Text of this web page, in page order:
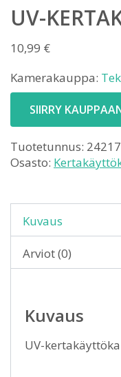
UV-
10,99 €
Kamerakauppa:
SIIRRY
Tuotetunnus:
Osasto:
Kuvaus
Arviot (0)
Kuvaus
UV-